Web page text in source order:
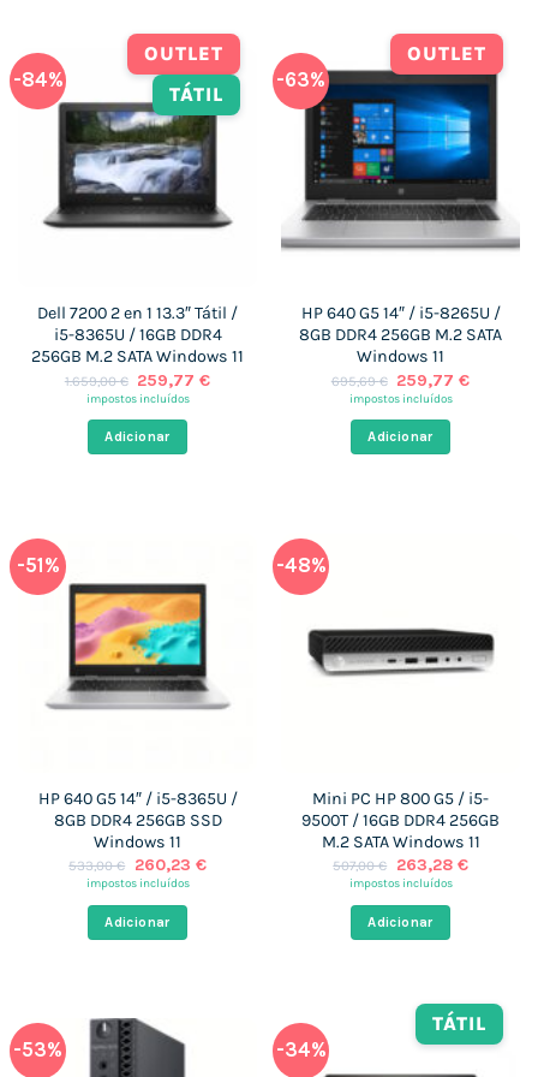
-84%
OUTLET
TÁTIL
Dell 7200 2 en 1 13.3″ Tátil /
i5-8365U / 16GB DDR4
256GB M.2 SATA Windows 11
1.659,00€ O
preço
era:
1.659,00 €.
259,77€O
impostos incluídos
Adicionar
-63%
OUTLET
HP 640 G5 14″ / i5-8265U /
8GB DDR4 256GB M.2 SATA
Windows 11
695,69€ O
preço
era:
695,69 €.
259,77€O
impostos incluídos
Adicionar
-51%
HP 640 G5 14″ / i5-8365U /
8GB DDR4 256GB SSD
Windows 11
533,00€
O
preço
era:
533,00 €.
260,23 €O
impostos incluídos
Adicionar
-48%
Mini PC HP 800 G5 / i5-
9500T / 16GB DDR4 256GB
M.2 SATA Windows 11
507,00€
O
preço
era:
507,00 €.
263,28 €O
impostos incluídos
Adicionar
-53% -34%
TÁTIL